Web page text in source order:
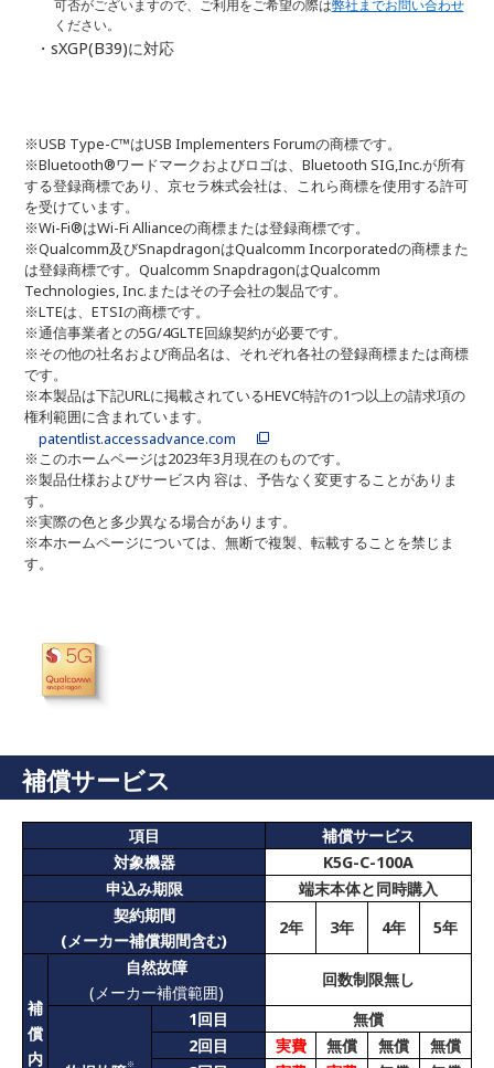
可否がございますので、ご利用をご希望の際は弊社までお問い合わせ
ください。
・sXGP(B39)に対応
※USB Type-C™はUSB Implementers Forumの商標です。
※Bluetooth®ワードマークおよびロゴは、Bluetooth SIG,Inc.が所有
する登録商標であり、京セラ株式会社は、これら商標を使用する許可
を受けています。
※Wi-Fi®はWi-Fi Allianceの商標または登録商標です。
※Qualcomm及びSnapdragonはQualcomm Incorporatedの商標また
は登録商標です。Qualcomm SnapdragonはQualcomm
Technologies, Inc.またはその子会社の製品です。
※LTEは、ETSIの商標です。
※通信事業者との5G/4GLTE回線契約が必要です。
※その他の社名および商品名は、それぞれ各社の登録商標または商標
です。
※本製品は下記URLに掲載されているHEVC特許の1つ以上の請求項の
権利範囲に含まれています。
patentlist.accessadvance.com
※このホームページは2023年3月現在のものです。
※製品仕様およびサービス内 容は、予告なく変更することがありま
す。
※実際の色と多少異なる場合があります。
※本ホームページについては、無断で複製、転載することを禁じま
す。
補償サービス
項目
補償サービス
対象機器
K5G-C-100A
申込み期限
端末本体と同時購入
契約期間
(メーカー補償期間含む)
2年 3年 4年 5年
補
償
内
自然故障
(メーカー補償範囲)
回数制限無し
※
1回目
無償
2回目
実費 無償 無償
無償